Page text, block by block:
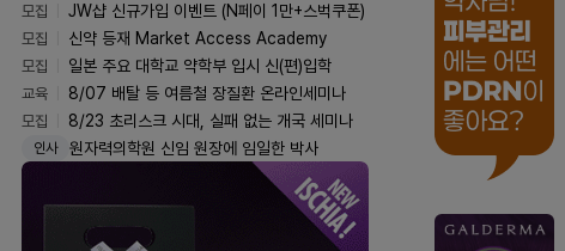
모집
JW샵 신규가입 이벤트 (N페이 1만+스벅쿠폰)
모집
신약 등재 Market Access Academy
모집
일본 주요 대학교 약학부 입시 신(편)입학
교육
8/07 배탈 등 여름철 장질환 온라인세미나
모집
8/23 초리스크 시대, 실패 없는 개국 세미나
인사 원자력의학원 신임 원장에 임일한 박사